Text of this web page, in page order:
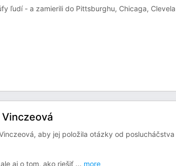
ľudí - a zamierili do Pittsburghu, Chicaga,
aby jej položila otázky od poslucháčstva
aj o tom, ako riešiť ... more